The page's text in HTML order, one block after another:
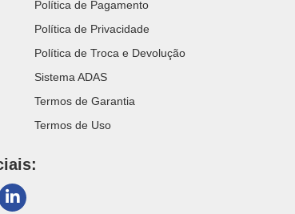
Política de Pagamento
Política de Privacidade
Política de Troca e Devolução
Sistema ADAS
Termos de Garantia
Termos de Uso